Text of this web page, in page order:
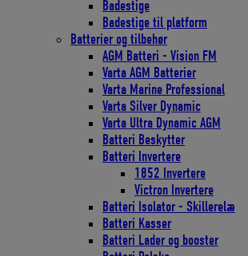
Badestige
Badestige til platform
Batterier og tilbehør
AGM Batteri - Vision FM
Varta AGM Batterier
Varta Marine Professional
Varta Silver Dynamic
Varta Ultra Dynamic AGM
Batteri Beskytter
Batteri Invertere
1852 Invertere
Victron Invertere
Batteri Isolator - Skillerelæ
Batteri Kasser
Batteri Lader og booster